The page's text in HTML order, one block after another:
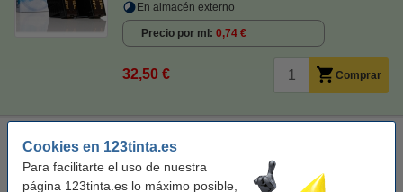
Cookies en 123tinta.es
Para facilitarte el uso de nuestra
página 123tinta.es lo máximo posible,
En almacén externo
Precio por ml 0,74 €
32,50 € Comprar
negro cartucho de tinta 18 ml